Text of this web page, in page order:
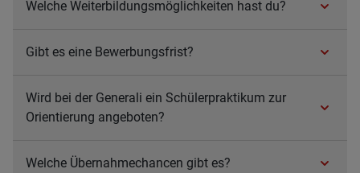
Wel­che Wei­ter­bil­dungs­mög­lich­kei­ten hast du?
Gibt es eine Bewer­bungs­frist?
Wird bei der Gene­rali ein Schü­ler­prak­ti­kum zur
Ori­en­tie­rung ange­bo­ten?
Wel­che Über­nah­me­chan­cen gibt es?